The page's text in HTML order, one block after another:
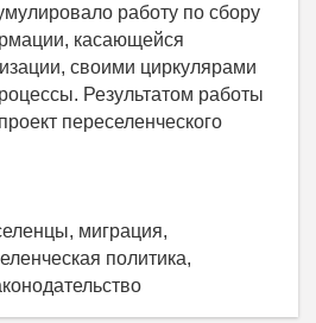
работу по сбору
касающейся
своими циркулярами
Результатом работы
переселенческого
миграция,
политика,